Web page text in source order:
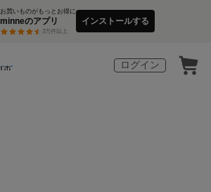
お買いものがもっとお得に
minneのアプリ
3万件以上
インストールする
ログイン